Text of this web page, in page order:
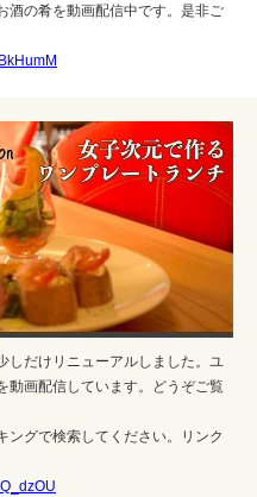
酒の肴を動画配信中です。是非ご
しだけリニューアルしました。ユ
動画配信しています。どうぞご覧
ングで検索してください。リンク